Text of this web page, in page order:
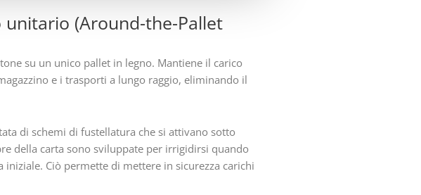
unitario (Around-the-Pallet
su un unico pallet in legno. Mantiene il carico
e i trasporti a lungo raggio, eliminando il
di schemi di fustellatura che si attivano sotto
della carta sono sviluppate per irrigidirsi quando
Ciò permette di mettere in sicurezza carichi